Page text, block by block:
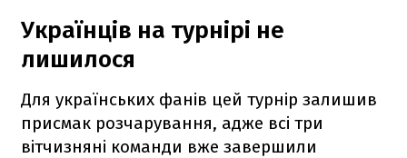
Українців на турнірі не
лишилося
Для українських фанів цей турнір залишив
присмак розчарування, адже всі три
вітчизняні команди вже завершили